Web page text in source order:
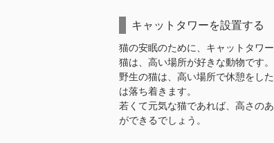
キャットタワーを設置する
猫の安眠のために、キャットタワ
猫は、高い場所が好きな動物です。
野生の猫は、高い場所で休憩をし
は落ち着きます。
若くて元気な猫であれば、高さの
ができるでしょう。